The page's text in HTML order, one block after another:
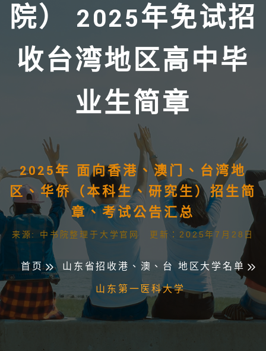
院） 2025年免试招
收台湾地区高中毕
业生简章
2025年 面向香港、澳门、台湾地
区、华侨（本科生、研究生）招生简
章、考试公告汇总
来源: 中书院整理于大学官网 更新：2025年7月28日
首页 山东省招收港、澳、台 地区大学名单
山东第一医科大学